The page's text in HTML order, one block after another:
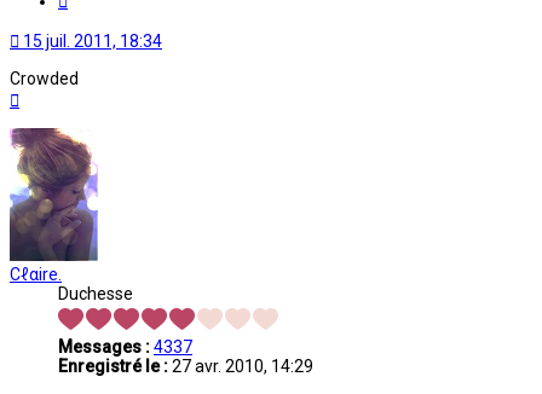
15 juil. 2011, 18:34
Crowded
Cℓαire.
Duchesse
Messages :4337
Enregistré le :27 avr. 2010, 14:29